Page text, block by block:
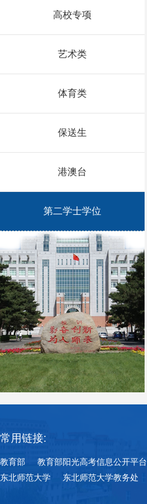
高校专项
艺术类
体育类
保送生
港澳台
第二学士学位
常用链接:
教育部 教育部阳光高考信息公开平台
东北师范大学
东北师范大学教务处